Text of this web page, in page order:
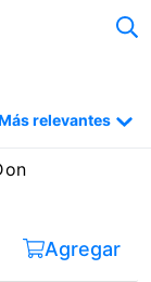
relevantes
Agregar